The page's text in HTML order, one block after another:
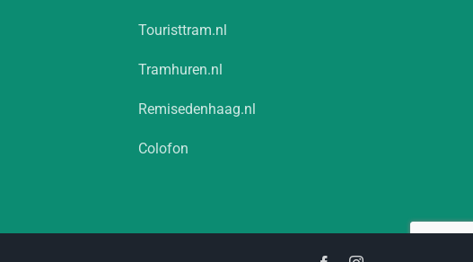
Touristtram.nl
Tramhuren.nl
Remisedenhaag.nl
Colofon